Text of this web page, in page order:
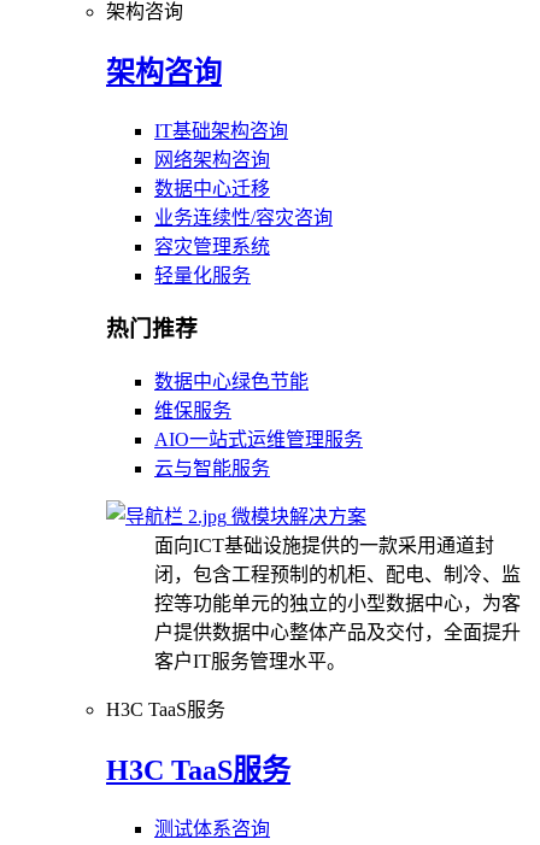
架构咨询
架构咨询
IT基础架构咨询
网络架构咨询
数据中心迁移
业务连续性/容灾咨询
容灾管理系统
轻量化服务
热门推荐
数据中心绿色节能
维保服务
AIO一站式运维管理服务
云与智能服务
微模块解决方案
面向ICT基础设施提供的一款采用通道封
闭，包含工程预制的机柜、配电、制冷、监
控等功能单元的独立的小型数据中心，为客
户提供数据中心整体产品及交付，全面提升
客户IT服务管理水平。
H3C TaaS服务
H3C TaaS服务
测试体系咨询